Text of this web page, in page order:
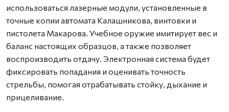
использоваться лазерные модули, установленные в
точные копии автомата Калашникова, винтовки и
пистолета Макарова. Учебное оружие имитирует вес и
баланс настоящих образцов, а также позволяет
воспроизводить отдачу. Электронная система будет
фиксировать попадания и оценивать точность
стрельбы, помогая отрабатывать стойку, дыхание и
прицеливание.